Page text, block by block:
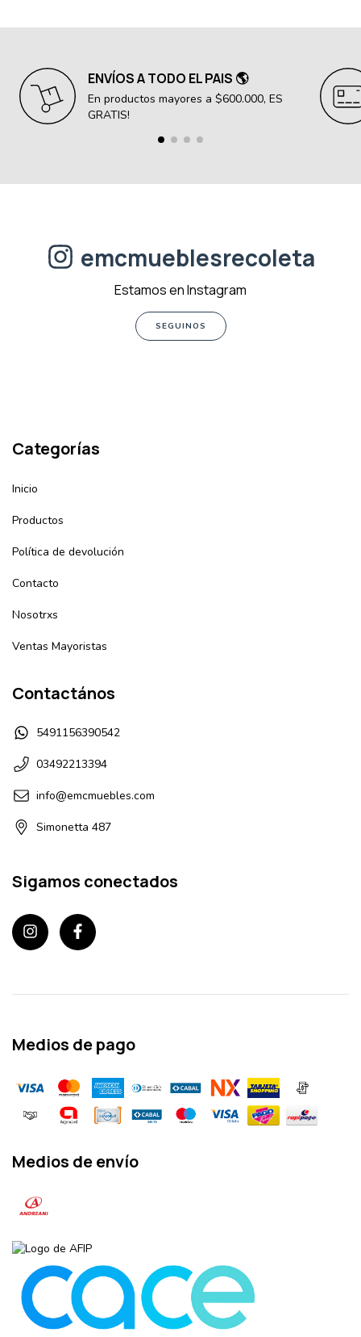
ENVÍOS A TODO EL PAIS 🌎
En productos mayores a $600.000, ES
GRATIS!
emcmueblesrecoleta
Estamos en Instagram
SEGUINOS
Categorías
Inicio
Productos
Política de devolución
Contacto
Nosotrxs
Ventas Mayoristas
Contactános
5491156390542
03492213394
info@emcmuebles.com
Simonetta 487
Sigamos conectados
Medios de pago
Medios de envío